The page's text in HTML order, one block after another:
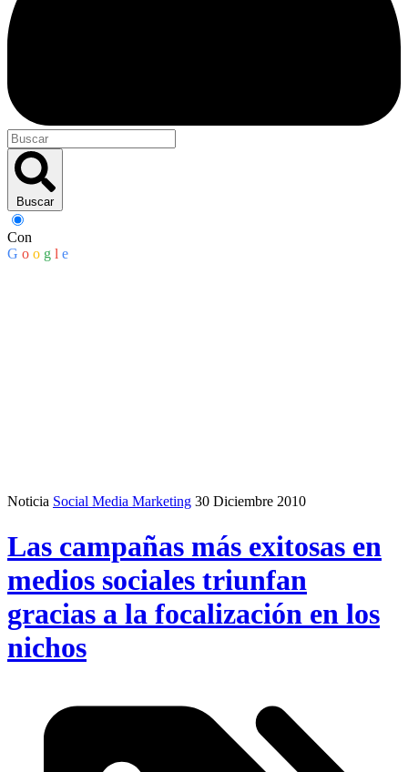
Buscar
Con
G o o g l e
Noticia Social Media Marketing 30 Diciembre 2010
Las campañas más exitosas en
medios sociales triunfan
gracias a la focalización en los
nichos